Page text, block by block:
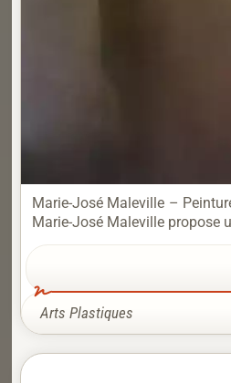
Marie-José Maleville –
Marie-José Maleville propose
Arts Plastiques